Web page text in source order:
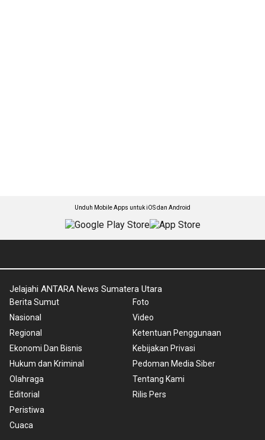
Unduh Mobile Apps untuk iOS dan Android
Jelajahi ANTARA News Sumatera Utara
Berita Sumut
Nasional
Regional
Ekonomi Dan Bisnis
Hukum dan Kriminal
Olahraga
Editorial
Peristiwa
Cuaca
Foto
Video
Ketentuan Penggunaan
Kebijakan Privasi
Pedoman Media Siber
Tentang Kami
Rilis Pers